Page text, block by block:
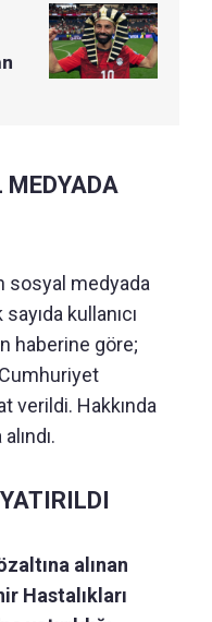
MEDYADA
sosyal medyada
kullanıcı
haberine göre;
verildi. Hakkında
alınan
Hastalıkları